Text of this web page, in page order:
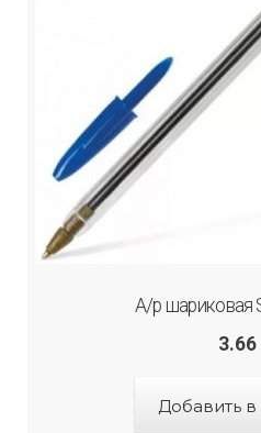
А/р шариковая
3.66
Добавить в